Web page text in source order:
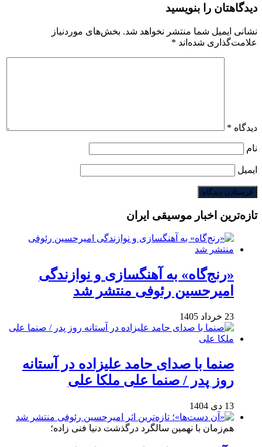
دیدگاهتان را بنویسید
نشانی ایمیل شما منتشر نخواهد شد. بخش‌های موردنیاز
علامت‌گذاری شده‌اند *
دیدگاه *
نام
ایمیل
تازه‌ترین اخبار موسیقی ایران
«رنج‌گاه» به آهنگسازی و نوازندگی
امیرحسین رئوفی منتشر شد
23 خرداد 1405
صنما با صدای حامد علیزاده در آستانه
روز پدر / صنما علی ملکا علی
13 دی 1404
هم‌زمان با نهمین سالگرد درگذشت دنیا فنی زاده؛